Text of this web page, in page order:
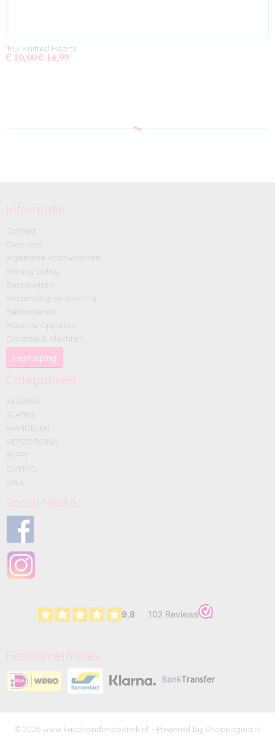
Trui Knitted Hearts
€ 10,00 € 14,99
Informatie
Contact
Over ons
Algemene voorwaarden
Privacy policy
Betaalwijzen
Verzending en levering
Retourneren
Maten & Opmeten
Garantie & Klachten
Herroeping
Categorieën
KLEDING
SLAPEN
WANDELEN
VERZORGING
PUPPY
OVERIG
SALE
Social Media
Betaalmethodes
© 2026 www.kasahondenboetiek.nl - Powered by Shoppagina.nl